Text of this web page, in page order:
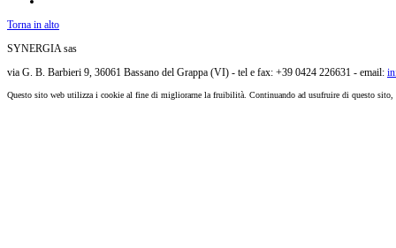
Torna in alto
SYNERGIA sas
via G. B. Barbieri 9, 36061 Bassano del Grappa (VI) - tel e fax: +39 0424 226631 - email:
Questo sito web utilizza i cookie al fine di migliorarne la fruibilità. Continuando ad usufruire di questo